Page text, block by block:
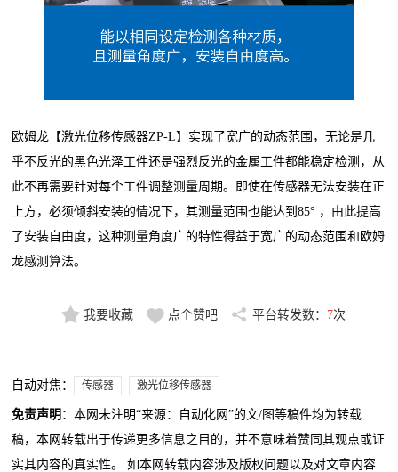
欧姆龙【激光位移传感器ZP-L】实现了宽广的动态范围，无论是几
乎不反光的黑色光泽工件还是强烈反光的金属工件都能稳定检测，从
此不再需要针对每个工件调整测量周期。即使在传感器无法安装在正
上方，必须倾斜安装的情况下，其测量范围也能达到85° ，由此提高
了安装自由度，这种测量角度广的特性得益于宽广的动态范围和欧姆
龙感测算法。
我要收藏 点个赞吧 平台转发数： 7次
自动对焦： 传感器 激光位移传感器
免责声明 ：本网未注明“来源：自动化网”的文/图等稿件均为转载
稿，本网转载出于传递更多信息之目的，并不意味着赞同其观点或证
实其内容的真实性。 如本网转载内容涉及版权问题以及对文章内容